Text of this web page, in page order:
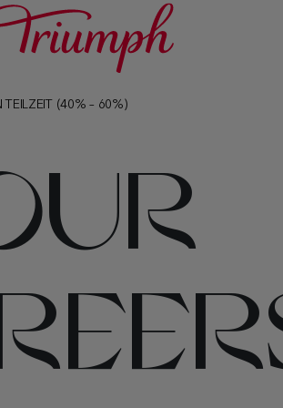
TEILZEIT (40% – 60%)